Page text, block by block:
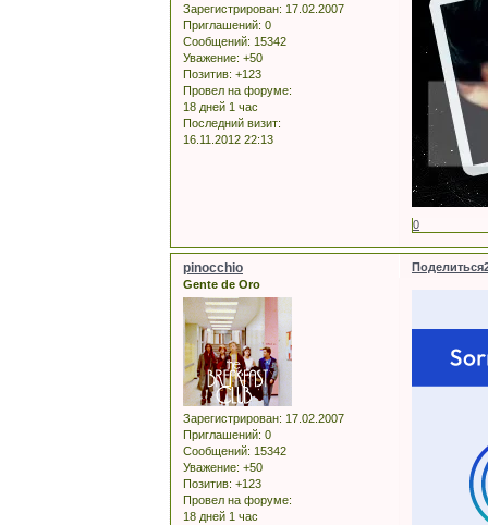
Зарегистрирован: 17.02.2007
Приглашений: 0
Сообщений: 15342
Уважение: +50
Позитив: +123
Провел на форуме:
18 дней 1 час
Последний визит:
16.11.2012 22:13
0
Поделиться
pinocchio
Gente de Oro
Зарегистрирован: 17.02.2007
Приглашений: 0
Сообщений: 15342
Уважение: +50
Позитив: +123
Провел на форуме:
18 дней 1 час